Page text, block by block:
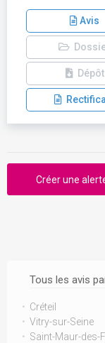
Tous les avis
Créteil
Vitry-sur-Seine
Saint-Maur-des-
Avis
Dépôt
Créer une